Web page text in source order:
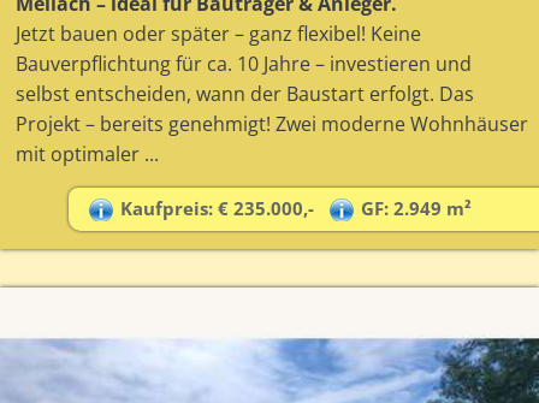
Jetzt bauen oder später – ganz flexibel! Keine
Bauverpflichtung für ca. 10 Jahre – investieren und
selbst entscheiden, wann der Baustart erfolgt. Das
Projekt – bereits genehmigt! Zwei moderne Wohnhäuser
mit optimaler ...
Kaufpreis: € 235.000,- GF: 2.949 m²